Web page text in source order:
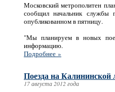
Московский метрополитен
сообщил начальник службы
опубликованном в пятницу.
"Мы планируем в новых
информацию.
Подробнее »
Поезда на Калининской
17 августа 2012 года